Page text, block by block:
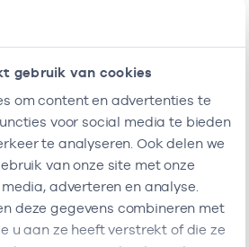
gebruik van cookies
om content en advertenties te
voor social media te bieden
te analyseren. Ook delen we
van onze site met onze
adverteren en analyse.
deze gegevens combineren met
u aan ze heeft verstrekt of die ze
de volgende vestigingen
Adres AGB-code
Kerkstraat
21
1391HB
Abcoude
- 01-